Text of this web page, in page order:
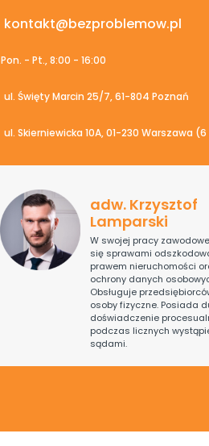
kontakt@bezproblemow.pl
Pon. - Pt., 8:00 - 16:00
ul. Święty Marcin 25/7, 61-804 Poznań
ul. Skierniewicka 10A, 01-230 Warszawa
adw. Krzysztof
Lamparski
W swojej pracy
się sprawami
prawem nieruchomości
ochrony danych
Obsługuje
osoby fizyczne. Posiada
doświadczenie
podczas licznych
sądami.